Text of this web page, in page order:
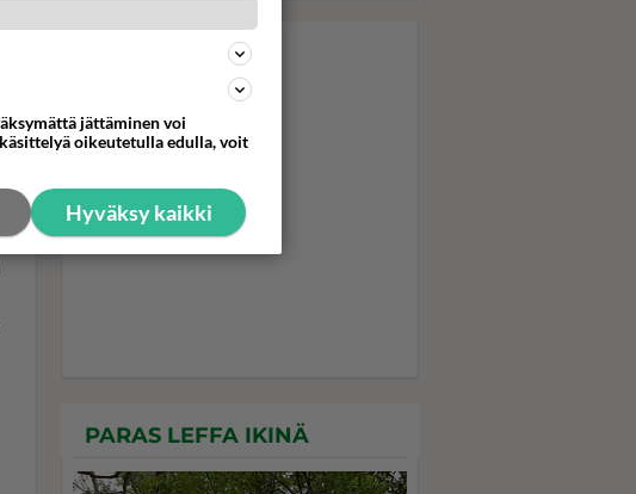
PARAS LEFFA IKINÄ
jättäminen voi
oikeutetulla edulla, voit
Hyväksy kaikki